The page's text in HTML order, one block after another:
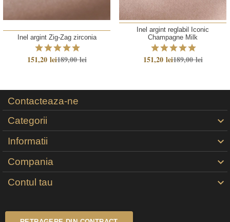
Inel argint Zig-Zag zirconia
151,20 lei189,00 lei
Inel argint reglabil Iconic
Champagne Milk
151,20 lei189,00 lei
Contacteaza-ne
Categorii

Informatii 
Compania 
Contul tau 